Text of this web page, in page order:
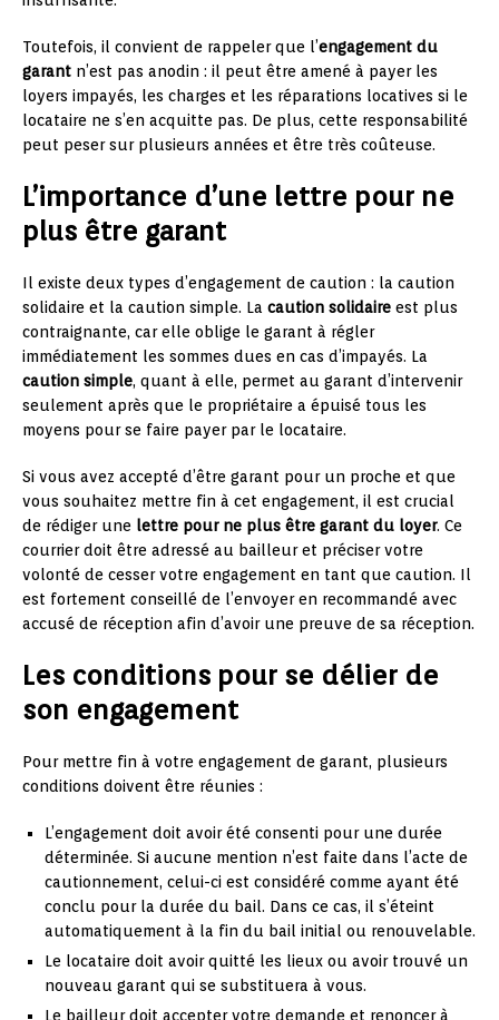
Toutefois, il convient de rappeler que l’engagement du
garant n’est pas anodin : il peut être amené à payer les
loyers impayés, les charges et les réparations locatives si le
locataire ne s’en acquitte pas. De plus, cette responsabilité
peut peser sur plusieurs années et être très coûteuse.
L’importance d’une lettre pour ne
plus être garant
Il existe deux types d’engagement de caution : la caution
solidaire et la caution simple. La caution solidaire est plus
contraignante, car elle oblige le garant à régler
immédiatement les sommes dues en cas d’impayés. La
caution simple, quant à elle, permet au garant d’intervenir
seulement après que le propriétaire a épuisé tous les
moyens pour se faire payer par le locataire.
Si vous avez accepté d’être garant pour un proche et que
vous souhaitez mettre fin à cet engagement, il est crucial
de rédiger une lettre pour ne plus être garant du loyer. Ce
courrier doit être adressé au bailleur et préciser votre
volonté de cesser votre engagement en tant que caution. Il
est fortement conseillé de l’envoyer en recommandé avec
accusé de réception afin d’avoir une preuve de sa réception.
Les conditions pour se délier de
son engagement
Pour mettre fin à votre engagement de garant, plusieurs
conditions doivent être réunies :
L’engagement doit avoir été consenti pour une durée
déterminée. Si aucune mention n’est faite dans l’acte de
cautionnement, celui-ci est considéré comme ayant été
conclu pour la durée du bail. Dans ce cas, il s’éteint
automatiquement à la fin du bail initial ou renouvelable.
Le locataire doit avoir quitté les lieux ou avoir trouvé un
nouveau garant qui se substituera à vous.
Le bailleur doit accepter votre demande et renoncer à